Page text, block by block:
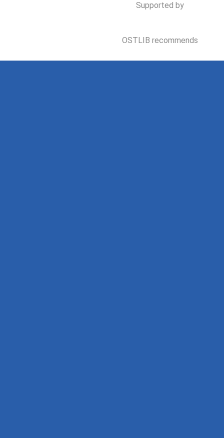
Supported by
OSTLIB recommends